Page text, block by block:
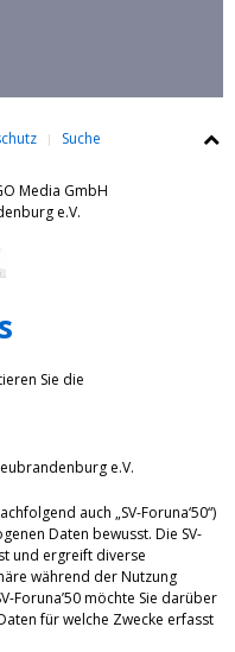
Suche
Media GmbH
e.V.
Sie die
e.V.
auch „SV-Foruna‘50“)
Daten bewusst. Die SV-
und ergreift diverse
während der Nutzung
Foruna’50 möchte Sie darüber
für welche Zwecke erfasst